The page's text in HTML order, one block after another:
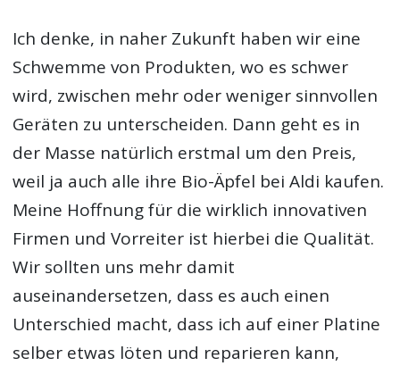
Ich denke, in naher Zukunft haben wir eine
Schwemme von Produkten, wo es schwer
wird, zwischen mehr oder weniger sinnvollen
Geräten zu unterscheiden. Dann geht es in
der Masse natürlich erstmal um den Preis,
weil ja auch alle ihre Bio-Äpfel bei Aldi kaufen.
Meine Hoffnung für die wirklich innovativen
Firmen und Vorreiter ist hierbei die Qualität.
Wir sollten uns mehr damit
auseinandersetzen, dass es auch einen
Unterschied macht, dass ich auf einer Platine
selber etwas löten und reparieren kann,